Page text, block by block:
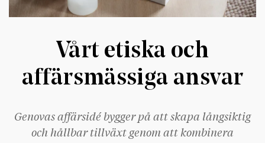
Vårt etiska och
affärsmässiga ansvar
Genovas affärsidé bygger på att skapa långsiktig
och hållbar tillväxt genom att kombinera